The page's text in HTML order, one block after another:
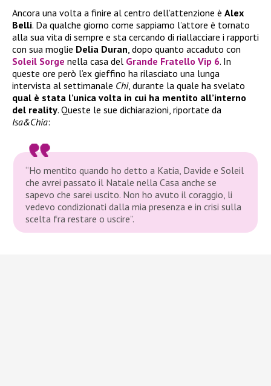
Ancora una volta a finire al centro dell’attenzione è Alex
Belli. Da qualche giorno come sappiamo l’attore è tornato
alla sua vita di sempre e sta cercando di riallacciare i rapporti
con sua moglie Delia Duran, dopo quanto accaduto con
Soleil Sorge nella casa del Grande Fratello Vip 6. In
queste ore però l’ex gieffino ha rilasciato una lunga
intervista al settimanale Chi, durante la quale ha svelato
qual è stata l’unica volta in cui ha mentito all’interno
del reality. Queste le sue dichiarazioni, riportate da
Isa&Chia:
“Ho mentito quando ho detto a Katia, Davide e Soleil
che avrei passato il Natale nella Casa anche se
sapevo che sarei uscito. Non ho avuto il coraggio, li
vedevo condizionati dalla mia presenza e in crisi sulla
scelta fra restare o uscire”.